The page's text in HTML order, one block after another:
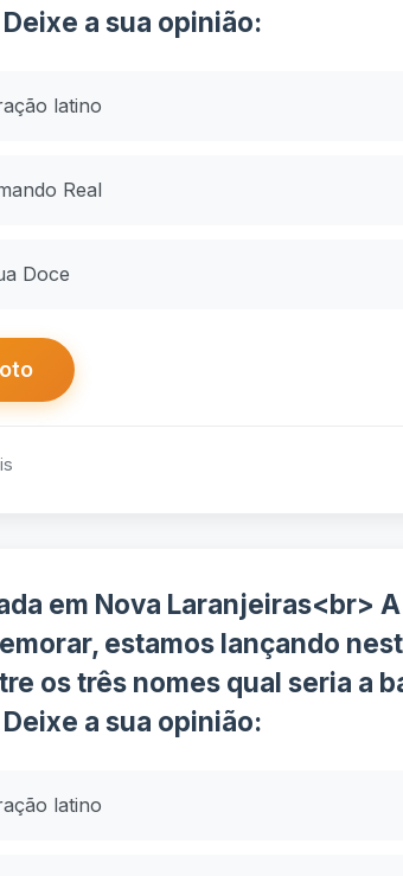
a sua opinião:
latino
Real
Doce
em Nova Laranjeiras<br>
estamos lançando
os três nomes qual seria a
a sua opinião:
latino